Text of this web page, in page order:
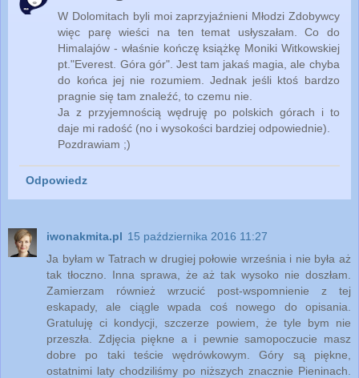
W Dolomitach byli moi zaprzyjaźnieni Młodzi Zdobywcy
więc parę wieści na ten temat usłyszałam. Co do
Himalajów - właśnie kończę książkę Moniki Witkowskiej
pt."Everest. Góra gór". Jest tam jakaś magia, ale chyba
do końca jej nie rozumiem. Jednak jeśli ktoś bardzo
pragnie się tam znaleźć, to czemu nie.
Ja z przyjemnością wędruję po polskich górach i to
daje mi radość (no i wysokości bardziej odpowiednie).
Pozdrawiam ;)
Odpowiedz
iwonakmita.pl 15 października 2016 11:27
Ja byłam w Tatrach w drugiej połowie września i nie była aż
tak tłoczno. Inna sprawa, że aż tak wysoko nie doszłam.
Zamierzam również wrzucić post-wspomnienie z tej
eskapady, ale ciągle wpada coś nowego do opisania.
Gratuluję ci kondycji, szczerze powiem, że tyle bym nie
przeszła. Zdjęcia piękne a i pewnie samopoczucie masz
dobre po taki teście wędrówkowym. Góry są piękne,
ostatnimi laty chodziliśmy po niższych znacznie Pieninach.